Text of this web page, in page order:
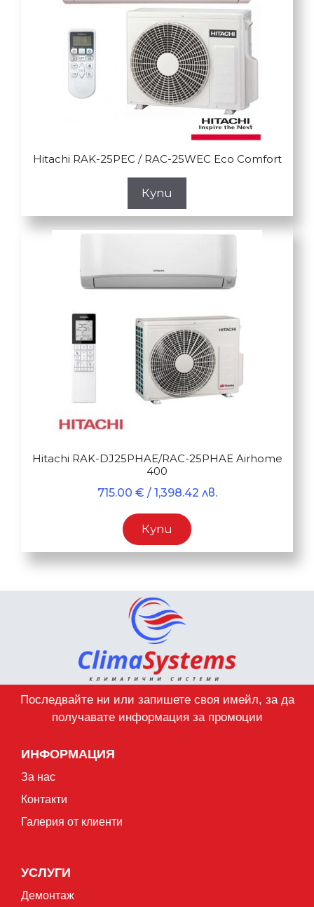
Hitachi RAK-25PEC / RAC-25WEC Eco Comfort
Купи
Hitachi RAK-DJ25PHAE/RAC-25PHAE Airhome
400
715.00 € / 1,398.42 лв.
Купи
Последвайте ни или запишете своя имейл, за да
получавате информация за промоции
ИНФОРМАЦИЯ
За нас
Контакти
Галерия от клиенти
УСЛУГИ
Демонтаж